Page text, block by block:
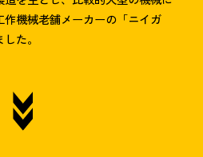
機械老舗メーカーの「ニイガ
た。